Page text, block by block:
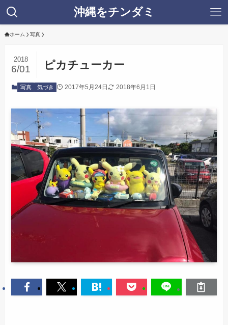
沖縄をチンダミ
ホーム 写真
ピカチューカー
2018
6/01
写真 気づき 2017年5月24日 2018年6月1日